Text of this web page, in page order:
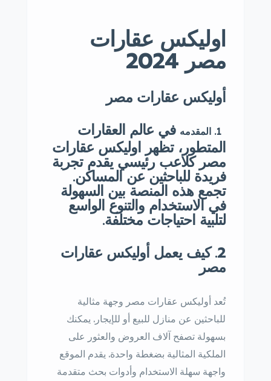
اوليكس عقارات
مصر 2024
أوليكس عقارات مصر
1. المقدمه
في عالم العقارات
المتطور، تظهر اوليكس عقارات
مصر كلاعب رئيسي يقدم تجربة
فريدة للباحثين عن المساكن.
تجمع هذه المنصة بين السهولة
في الاستخدام والتنوع الواسع
لتلبية احتياجات مختلفة.
2. كيف يعمل أوليكس عقارات
مصر
تُعد أوليكس عقارات مصر وجهة مثالية
للباحثين عن منازل للبيع أو للإيجار. يمكنك
بسهولة تصفح آلاف العروض والعثور على
الملكية المثالية بضغطة واحدة. يقدم الموقع
واجهة سهلة الاستخدام وأدوات بحث متقدمة